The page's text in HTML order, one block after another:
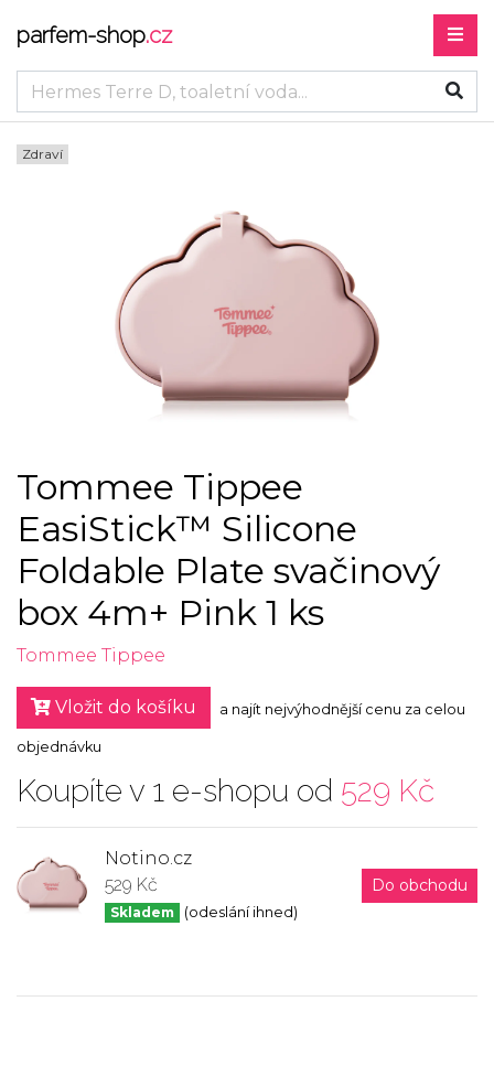
parfem-shop.cz
Zdraví
Tommee Tippee
EasiStick™ Silicone
Foldable Plate svačinový
box 4m+ Pink 1 ks
Tommee Tippee
Vložit do košíku a najít nejvýhodnější cenu za celou
objednávku
Koupíte v 1 e-shopu od 529 Kč
Notino.cz
529 Kč
Skladem (odeslání ihned)
Do obchodu